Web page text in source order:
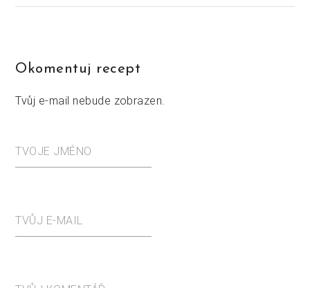
Okomentuj recept
Tvůj e-mail nebude zobrazen.
TVOJE JMÉNO
TVŮJ E-MAIL